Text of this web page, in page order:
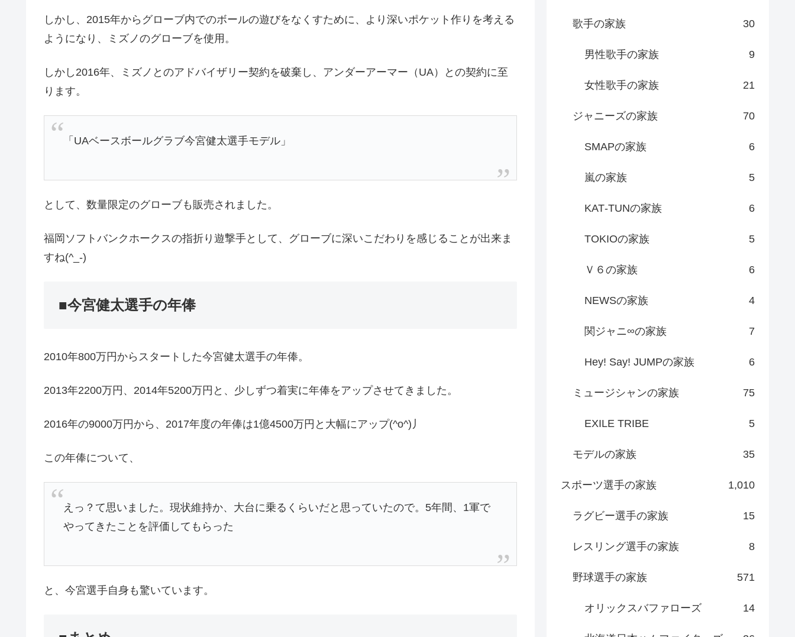
しかし、2015年からグローブ内でのボールの遊びをなくすために、より深いポケット作りを考える
ようになり、ミズノのグローブを使用。
しかし2016年、ミズノとのアドバイザリー契約を破棄し、アンダーアーマー（UA）との契約に至
ります。
「UAベースボールグラブ今宮健太選手モデル」
として、数量限定のグローブも販売されました。
福岡ソフトバンクホークスの指折り遊撃手として、グローブに深いこだわりを感じることが出来ま
すね(^_-)
■今宮健太選手の年俸
2010年800万円からスタートした今宮健太選手の年俸。
2013年2200万円、2014年5200万円と、少しずつ着実に年俸をアップさせてきました。
2016年の9000万円から、2017年度の年俸は1億4500万円と大幅にアップ(^o^)丿
この年俸について、
えっ？て思いました。現状維持か、大台に乗るくらいだと思っていたので。5年間、1軍で
やってきたことを評価してもらった
と、今宮選手自身も驚いています。
歌手の家族 30
男性歌手の家族 9
女性歌手の家族 21
ジャニーズの家族 70
SMAPの家族 6
嵐の家族 5
KAT‐TUNの家族 6
TOKIOの家族 5
Ｖ６の家族 6
NEWSの家族 4
関ジャニ∞の家族 7
Hey! Say! JUMPの家族 6
ミュージシャンの家族 75
EXILE TRIBE 5
モデルの家族 35
スポーツ選手の家族 1,010
ラグビー選手の家族 15
レスリング選手の家族 8
野球選手の家族 571
オリックスバファローズ 14